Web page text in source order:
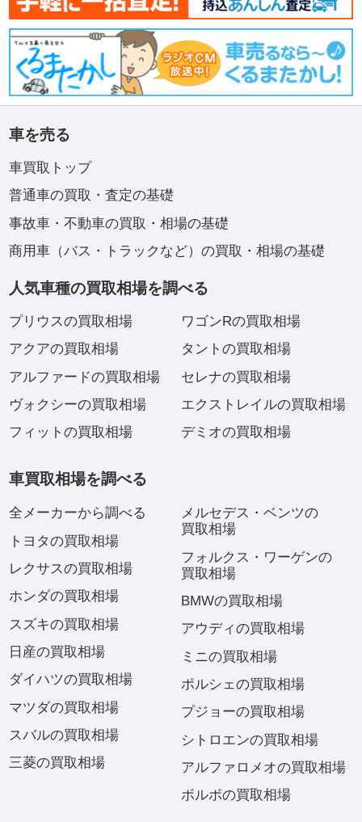
車を売る
車買取トップ
普通車の買取・査定の基礎
事故車・不動車の買取・相場の基礎
商用車（バス・トラックなど）の買取・相場の基礎
人気車種の買取相場を調べる
プリウスの買取相場
アクアの買取相場
アルファードの買取相場
ヴォクシーの買取相場
フィットの買取相場
ワゴンRの買取相場
タントの買取相場
セレナの買取相場
エクストレイルの買取相場
デミオの買取相場
車買取相場を調べる
全メーカーから調べる
トヨタの買取相場
レクサスの買取相場
ホンダの買取相場
スズキの買取相場
日産の買取相場
ダイハツの買取相場
マツダの買取相場
スバルの買取相場
三菱の買取相場
メルセデス・ベンツの
買取相場
フォルクス・ワーゲンの
買取相場
BMWの買取相場
アウディの買取相場
ミニの買取相場
ポルシェの買取相場
プジョーの買取相場
シトロエンの買取相場
アルファロメオの買取相場
ボルボの買取相場